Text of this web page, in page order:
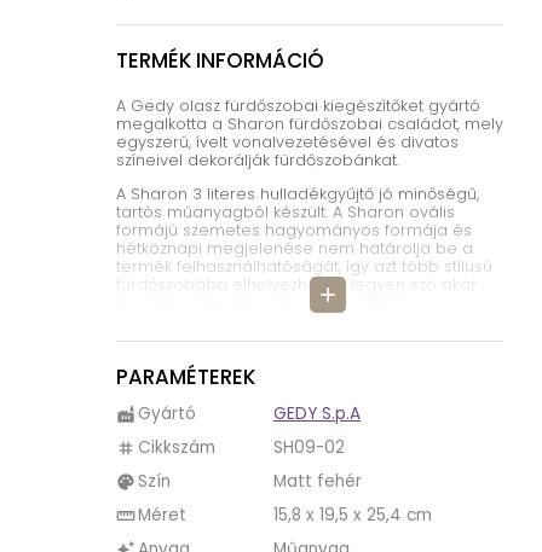
TERMÉK INFORMÁCIÓ
add
A Gedy olasz fürdőszobai kiegészítőket gyártó
megalkotta a Sharon fürdőszobai családot, mely
egyszerű, ívelt vonalvezetésével és divatos
színeivel dekorálják fürdőszobánkat.
A Sharon 3 literes hulladékgyűjtő jó minőségű,
tartós műanyagból készült. A Sharon ovális
formájú szemetes hagyományos formája és
hétköznapi megjelenése nem határolja be a
termék felhasználhatóságát, így azt több stílusú
fürdőszobába elhelyezhetjük, legyen szó akár
modern, vagy klasszikus környezetről.
A matt fehér hulladékgyűjtő nagyon szépen
minimalista stílusú fürdőszobákba, vagy akár a
klasszikus stílusú vizes helyiségekbe is. A matt
fehér szín pedig eleganciát kölcsönöz
fürdőszobánknak, hiszen a fehér szín használata
mind otthoni, mind pedig irodai környezetben
kiegészítők könnyen kombinálható más színekkel
területe egyszerűségének köszönhetően.
PARAMÉTEREK
factory Gyártó GEDY S.p.A
tag Cikkszám SH09-02
palette Szín Matt fehér
straightenMéret 15,8 x 19,5 x 25,4 cm